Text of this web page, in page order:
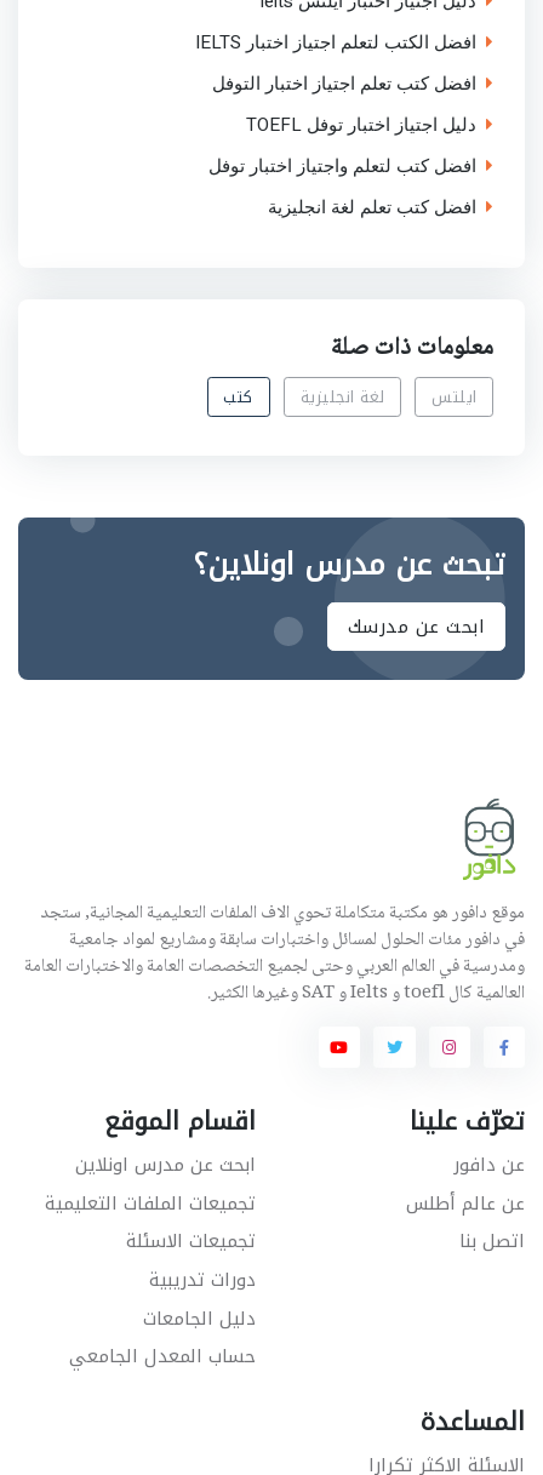
افضل الكتب لتعلم اجتياز اختبار IELTS
افضل كتب تعلم اجتياز اختبار التوفل
دليل اجتياز اختبار توفل TOEFL
افضل كتب لتعلم واجتياز اختبار توفل
افضل كتب تعلم لغة انجليزية
معلومات ذات صلة
ايلتس لغة انجليزية كتب
تبحث عن مدرس اونلاين؟
ابحث عن مدرسك
موقع دافور هو مكتبة متكاملة تحوي الاف الملفات التعليمية المجانية, ستجد
في دافور مئات الحلول لمسائل واختبارات سابقة ومشاريع لمواد جامعية
ومدرسية في العالم العربي وحتى لجميع التخصصات العامة والاختبارات العامة
العالمية كال toefl و Ielts و SAT وغيرها الكثير.
تعرّف علينا
عن دافور
عن عالم أطلس
اتصل بنا
اقسام الموقع
ابحث عن مدرس اونلاين
تجميعات الملفات التعليمية
تجميعات الاسئلة
دورات تدريبية
دليل الجامعات
حساب المعدل الجامعي
المساعدة
الاسئلة الاكثر تكرارا